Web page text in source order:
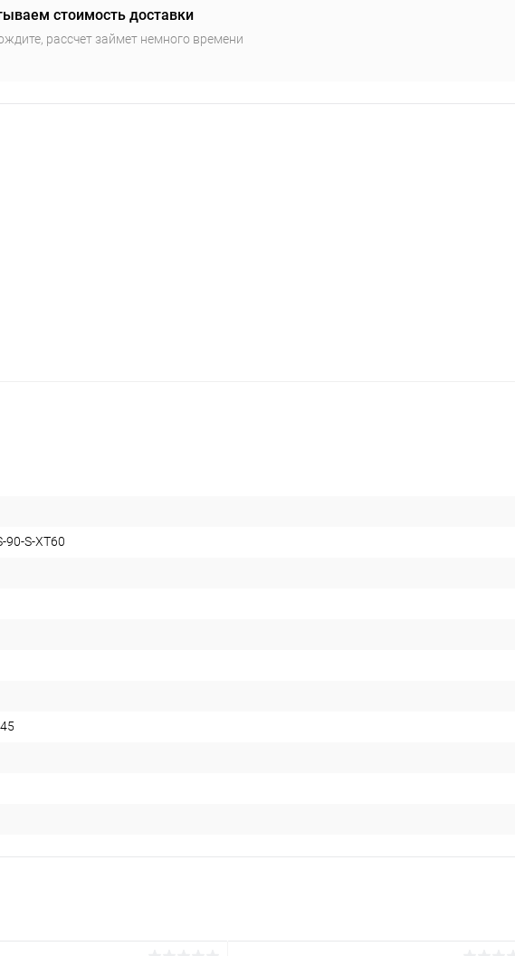
стоимость доставки
рассчет займет немного времени
90-S-XT60